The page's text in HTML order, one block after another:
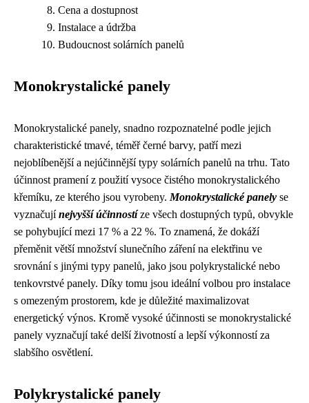
Cena a dostupnost
Instalace a údržba
Budoucnost solárních panelů
Monokrystalické panely
Monokrystalické panely, snadno rozpoznatelné podle jejich
charakteristické tmavé, téměř černé barvy, patří mezi
nejoblíbenější a nejúčinnější typy solárních panelů na trhu. Tato
účinnost pramení z použití vysoce čistého monokrystalického
křemíku, ze kterého jsou vyrobeny. Monokrystalické panely se
vyznačujínejvyšší účinnostíze všech dostupných typů, obvykle
se pohybující mezi 17 % a 22 %. To znamená, že dokáží
přeměnit větší množství slunečního záření na elektřinu ve
srovnání s jinými typy panelů, jako jsou polykrystalické nebo
tenkovrstvé panely. Díky tomu jsou ideální volbou pro instalace
s omezeným prostorem, kde je důležité maximalizovat
energetický výnos. Kromě vysoké účinnosti se monokrystalické
panely vyznačují také delší životností a lepší výkonností za
slabšího osvětlení.
Polykrystalické panely